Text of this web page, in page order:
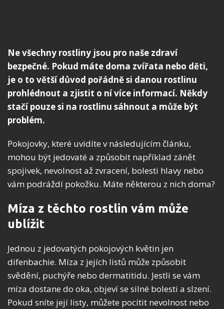
Ne všechny rostliny jsou pro naše zdraví
bezpečné. Pokud máte doma zvířata nebo děti,
je o to větší důvod pořádně si danou rostlinu
prohlédnout a zjistit o ní více informací. Někdy
stačí pouze si na rostlinu sáhnout a může být
problém.
Pokojovky, které uvidíte v následujícím článku,
mohou být jedovaté a způsobit například zánět
spojivek, nevolnost až zvracení, bolesti hlavy nebo
vám podráždí pokožku. Máte některou z nich doma?
Míza z těchto rostlin vám může
ublížit
Jednou z jedovatých pokojových květin jen
difenbachie. Míza z jejích listů může způsobit
svědění, puchýře nebo dermatitidu. Jestli se vám
míza dostane do oka, objeví se silné bolesti a slzení.
Pokud sníte její listy, můžete pocítit nevolnost nebo